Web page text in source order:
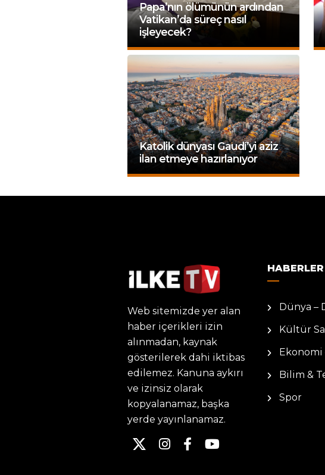
Papa’nın ölümünün ardından
Vatikan’da süreç nasıl
işleyecek?
Katolik dünyası Gaudí’yi aziz
ilan etmeye hazırlanıyor
Web sitemizde yer alan
haber içerikleri izin
alınmadan, kaynak
gösterilerek dahi iktibas
edilemez. Kanuna aykırı
ve izinsiz olarak
kopyalanamaz, başka
yerde yayınlanamaz.
HABERLER
Dünya –
Kültür
Ekonomi
Bilim &
Spor